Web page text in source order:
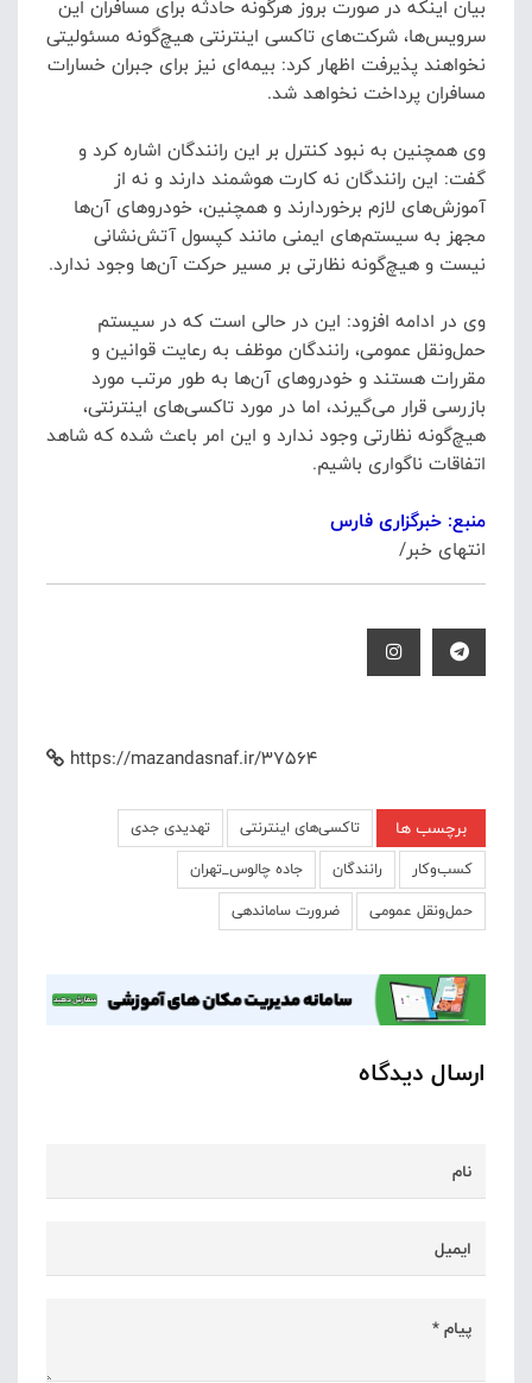
بیان اینکه در صورت بروز هرگونه حادثه برای مسافران این
سرویس‌ها، شرکت‌های تاکسی اینترنتی هیچ‌گونه مسئولیتی
نخواهند پذیرفت اظهار کرد: بیمه‌ای نیز برای جبران خسارات
مسافران پرداخت نخواهد شد.
وی همچنین به نبود کنترل بر این رانندگان اشاره کرد و
گفت: این رانندگان نه کارت هوشمند دارند و نه از
آموزش‌های لازم برخوردارند و همچنین، خودروهای آن‌ها
مجهز به سیستم‌های ایمنی مانند کپسول آتش‌نشانی
نیست و هیچ‌گونه نظارتی بر مسیر حرکت آن‌ها وجود ندارد.
وی در ادامه افزود: این در حالی است که در سیستم
حمل‌ونقل عمومی، رانندگان موظف به رعایت قوانین و
مقررات هستند و خودروهای آن‌ها به طور مرتب مورد
بازرسی قرار می‌گیرند، اما در مورد تاکسی‌های اینترنتی،
هیچ‌گونه نظارتی وجود ندارد و این امر باعث شده که شاهد
اتفاقات ناگواری باشیم.
منبع: خبرگزاری فارس
انتهای خبر/
https://mazandasnaf.ir/37564
برچسب ها تاکسی‌های اینترنتی
تهدیدی جدی
کسب‌وکار
رانندگان
جاده چالوس_تهران
حمل‌ونقل عمومی
ضرورت ساماندهی
ارسال دیدگاه